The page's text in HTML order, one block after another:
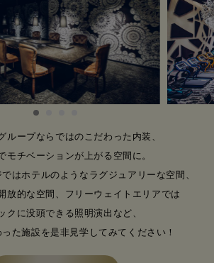
マシンジムはもちろん、 営業中実
際にご覧いただくこ…
2026.07.16
【スタジオイベント】8月
BurnG（バンジー）エクササイ
メディアに多く取り上げられてま
す！ 巷で話題のBu…
ループならではのこだわった内装、
モチベーションが上がる空間に。
はホテルのようなラグジュアリーな空間、
放的な空間、フリーウェイトエリアでは
クに没頭できる照明演出など、
た施設を是非見学してみてください！